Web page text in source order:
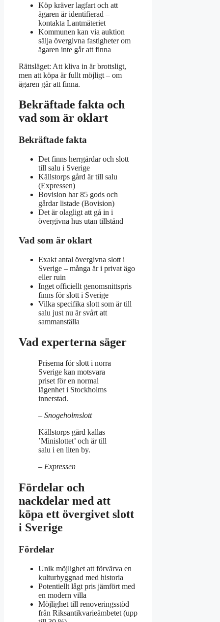
Köp kräver lagfart och att
ägaren är identifierad –
kontakta Lantmäteriet
Kommunen kan via auktion
sälja övergivna fastigheter om
ägaren inte går att finna
Rättsläget: Att kliva in är brottsligt,
men att köpa är fullt möjligt – om
ägaren går att finna.
Bekräftade fakta och
vad som är oklart
Bekräftade fakta
Det finns herrgårdar och slott
till salu i Sverige
Källstorps gård är till salu
(Expressen)
Bovision har 85 gods och
gårdar listade (Bovision)
Det är olagligt att gå in i
övergivna hus utan tillstånd
Vad som är oklart
Exakt antal övergivna slott i
Sverige – många är i privat ägo
eller ruin
Inget officiellt genomsnittspris
finns för slott i Sverige
Vilka specifika slott som är till
salu just nu är svårt att
sammanställa
Vad experterna säger
Priserna för slott i norra
Sverige kan motsvara
priset för en normal
lägenhet i Stockholms
innerstad.
– Snogeholmslott
Källstorps gård kallas
’Minislottet’ och är till
salu i en liten by.
– Expressen
Fördelar och
nackdelar med att
köpa ett övergivet slott
i Sverige
Fördelar
Unik möjlighet att förvärva en
kulturbyggnad med historia
Potentiellt lågt pris jämfört med
en modern villa
Möjlighet till renoveringsstöd
från Riksantikvarieämbetet (upp